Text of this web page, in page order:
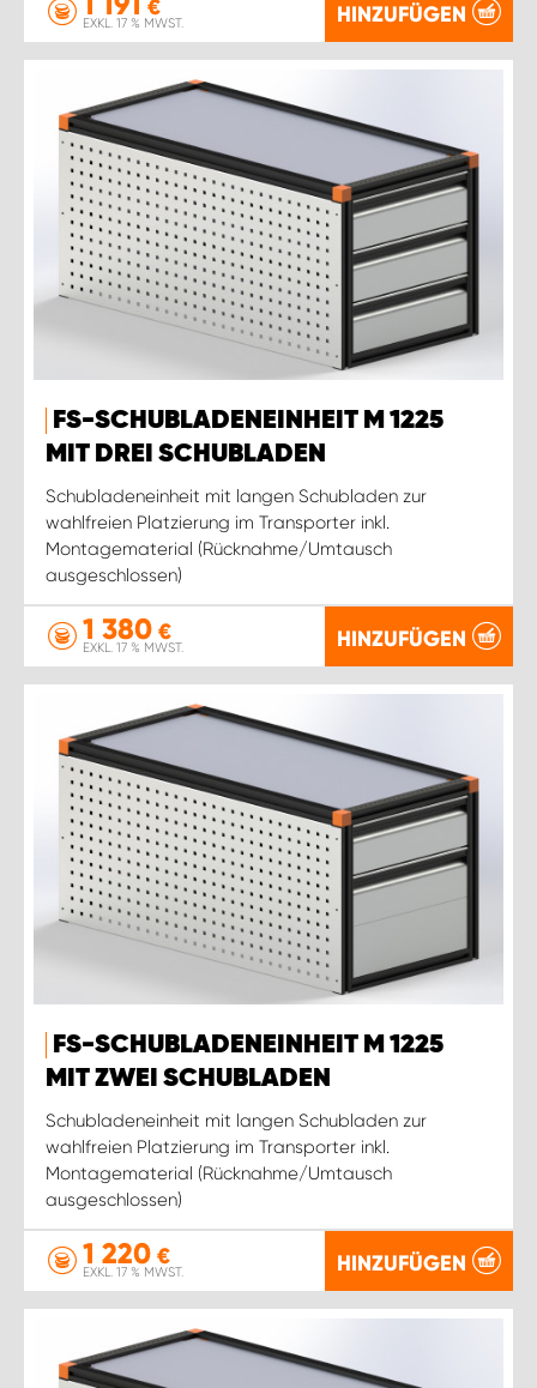
€
EXKL. 17 % MWST. HINZUFÜGEN
FS-SCHUBLADENEINHEIT M 1225
MIT DREI SCHUBLADEN
Schubladeneinheit mit langen Schubladen zur
wahlfreien Platzierung im Transporter inkl.
Montagematerial (Rücknahme/Umtausch
ausgeschlossen)
1 380 €
EXKL. 17 % MWST. HINZUFÜGEN
FS-SCHUBLADENEINHEIT M 1225
MIT ZWEI SCHUBLADEN
Schubladeneinheit mit langen Schubladen zur
wahlfreien Platzierung im Transporter inkl.
Montagematerial (Rücknahme/Umtausch
ausgeschlossen)
1 220 €
EXKL. 17 % MWST. HINZUFÜGEN